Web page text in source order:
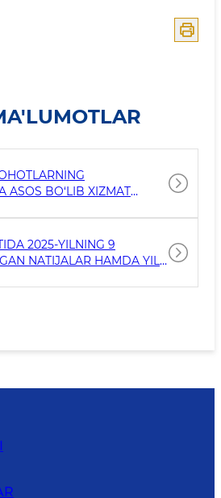
ASOS BO‘LIB XIZMAT
2025-YILNING 9
NATIJALAR HAMDA YIL